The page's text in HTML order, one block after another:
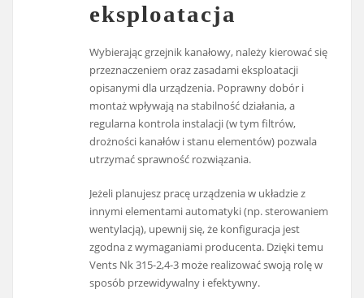
eksploatacja
Wybierając grzejnik kanałowy, należy kierować się
przeznaczeniem oraz zasadami eksploatacji
opisanymi dla urządzenia. Poprawny dobór i
montaż wpływają na stabilność działania, a
regularna kontrola instalacji (w tym filtrów,
drożności kanałów i stanu elementów) pozwala
utrzymać sprawność rozwiązania.
Jeżeli planujesz pracę urządzenia w układzie z
innymi elementami automatyki (np. sterowaniem
wentylacją), upewnij się, że konfiguracja jest
zgodna z wymaganiami producenta. Dzięki temu
Vents Nk 315-2,4-3 może realizować swoją rolę w
sposób przewidywalny i efektywny.